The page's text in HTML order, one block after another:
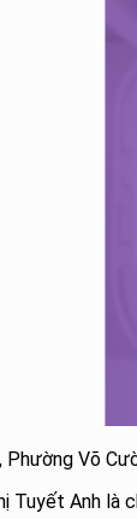
Võ
Tuyết Anh là